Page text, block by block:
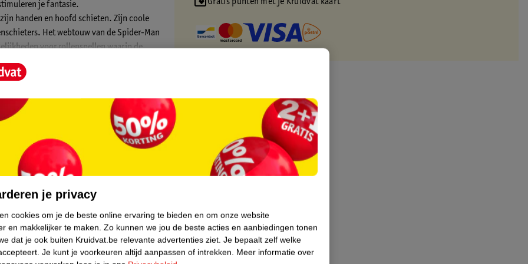
je fantasie.
handen en hoofd schieten. Zijn coole
Het webtouw van de Spider-Man
voor rollenspellen waarin de
3D en houd je voortgang bij met de
kinderen vanaf 6 jaar. De bouwset bevat
je privacy
cookies om je de beste online ervaring te bieden en om onze website
en makkelijker te maken. Zo kunnen we jou de beste acties en aanbiedingen tonen
dat je ook buiten Kruidvat.be relevante advertenties ziet. Je bepaalt zelf welke
Je kunt je voorkeuren altijd aanpassen of intrekken. Meer informatie over